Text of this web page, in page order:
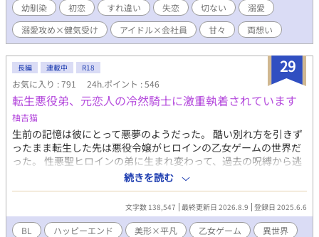
を、僕だけの宝箱にしまって生きていく。 君の幸せを願うことだ
けが、僕にできる最後の恋だから。 そう思って、失恋の悲しみを
猫カフェで埋めていたある日のこと。 僕は“彼“に出逢った。 その
人は僕に愛を教えてくれる人でした。 はちみつみたいに甘くてや
さしくてとろける恋。ハニーメルトキスって言葉が似合う人。 そ
して僕はどうやら彼の最推しになってしまったらしいんです。 け
れど、彼の生き方は僕とはまるで正反対で──。 『国民的彼氏
No.1』カリスマアイドル×失恋したてほやほやの広報部会社員
──────────── 作品へのご感想ありがとうございます
♡♡ わたしの押し間違いで、ネタバレあり表示になってしまいま
した。 変更ができないようなので、こちらでお知らせさせていた
だきます(*^^*) ご感想とても嬉しいです！ありがとうございま
す。 ✩タイトル変更のお知らせ✩ (旧) 昔「結婚しよう」と言って
くれた幼馴染は今日、僕以外の人と結婚する
幼馴染 初恋 すれ違い 失恋 切ない
溺愛
溺愛攻め×健気受け
アイドル×会社員 甘々 両想い
29
長編 連載中 R18
お気に入り : 791 24h.ポイント : 546
転生悪役弟、元恋人の冷然騎士に激重執着されています
柚吉猫
生前の記憶は彼にとって悪夢のようだった。 酷い別れ方を引きず
ったまま転生した先は悪役令嬢がヒロインの乙女ゲームの世界だ
った。 性悪聖ヒロインの弟に生まれ変わって、過去の呪縛から逃
れようと必死に生きてきた。 そんな彼の前に現れた竜王の化身で
ある騎士団長。 離れたいのに、皆に愛されている騎士様は離して
くれない。 姿形が違っても、魂でお互いは繋がっている。 冷然竜
王騎士団長×過去の呪縛を背負う悪役弟 今度こそ、本当の恋をし
よう。
続きを読む
文字数 138,547 最終更新日 2026.8.9 登録日 2025.6.6
BL ハッピーエンド 美形×平凡 乙女ゲーム
異世界